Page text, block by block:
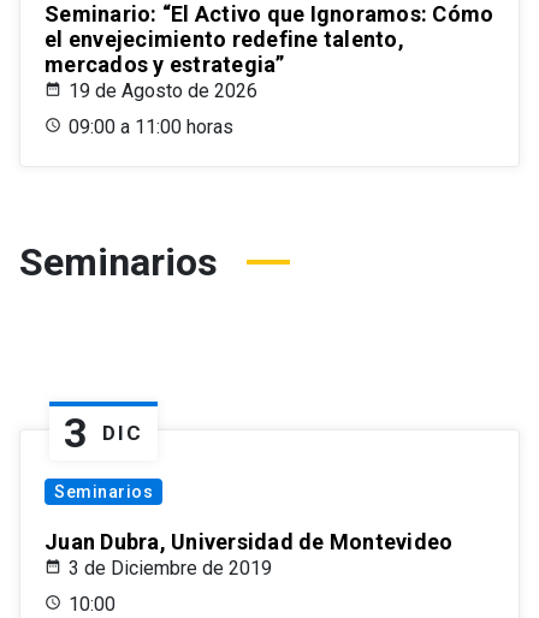
Seminario: “El Activo que Ignoramos: Cómo
el envejecimiento redefine talento,
mercados y estrategia”
19 de Agosto de 2026
09:00 a 11:00 horas
Seminarios
3 DIC
Seminarios
Juan Dubra, Universidad de Montevideo
3 de Diciembre de 2019
10:00